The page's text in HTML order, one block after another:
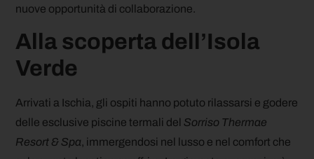
nuove opportunità di collaborazione.
Alla scoperta dell’Isola
Verde
Arrivati a Ischia, gli ospiti hanno potuto rilassarsi e godere
delle esclusive piscine termali del Sorriso Thermae
Resort & Spa, immergendosi nel lusso e nel comfort che